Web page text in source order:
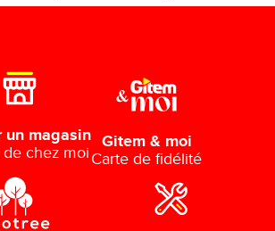
un magasin
chez moi
Gitem & moi
Carte de fidélité